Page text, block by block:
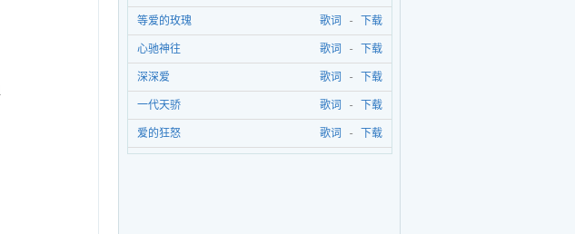
等爱的玫瑰 歌词 - 下载
心驰神往 歌词 - 下载
深深爱 歌词 - 下载
一代天骄 歌词 - 下载
爱的狂怒 歌词 - 下载